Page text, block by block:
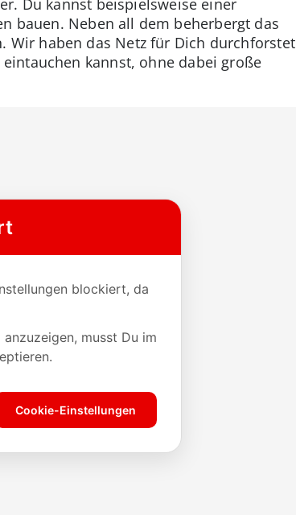
bauen. Neben all dem beherbergt das
Wir haben das Netz für Dich durchforstet
kannst, ohne dabei große